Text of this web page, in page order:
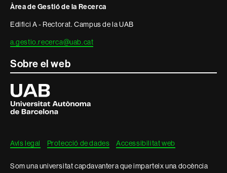
informació
legal
Àrea de Gestió de la Recerca
Edifici A - Rectorat. Campus de la UAB
a.gestio.recerca@uab.cat
Sobre el web
Universitat
Autònoma
de
Barcelona
Avís legal Protecció de dades Accessibilitat web
Som una universitat capdavantera que imparteix una docència